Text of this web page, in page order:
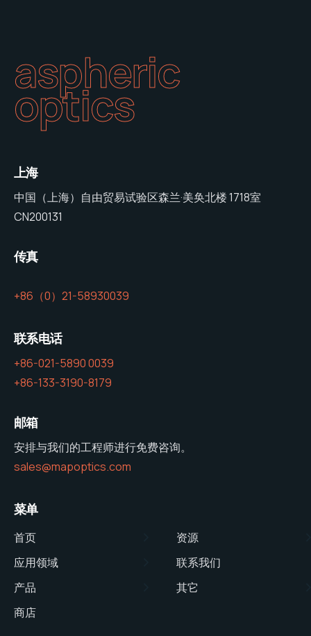
aspheric
optics
上海
中国（上海）自由贸易试验区森兰·美奂北楼 1718室
CN200131
传真
+86（0）21-58930039
联系电话
+86-021-5890 0039
+86-133-3190-8179
邮箱
安排与我们的工程师进行免费咨询。
sales@mapoptics.com
菜单
首页
应用领域
产品
商店
资源
联系我们
其它